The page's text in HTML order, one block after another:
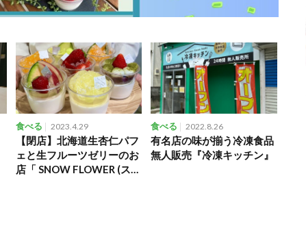
食べる 2023.4.29
【閉店】北海道生杏仁パフ
ェと生フルーツゼリーのお
店「 SNOW FLOWER (スノ
食べる 2022.8.26
有名店の味が揃う冷凍食品
無人販売『冷凍キッチン』